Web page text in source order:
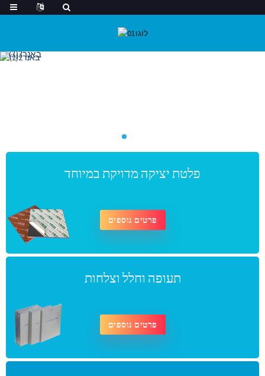
פלטת יציקה מדויקת במיוחד
פרטים נוספים
תעופה וחלל וצלחות
פרטים נוספים